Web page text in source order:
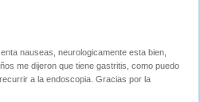
nauseas, neurologicamente esta bien,
me dijeron que tiene gastritis, como puedo
a la endoscopia. Gracias por la